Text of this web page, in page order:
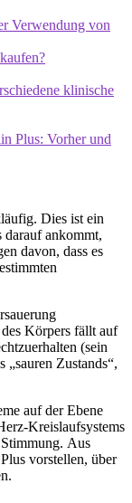
Verwendung von
klinische
Plus: Vorher und
Dies ist ein
darauf ankommt,
davon, dass es
Körpers fällt auf
(sein
Zustands“,
auf der Ebene
Kreislaufsystems
Aus
vorstellen, über